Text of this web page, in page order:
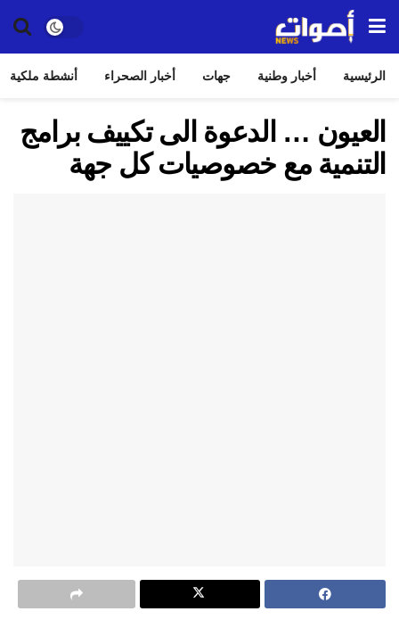
الرئيسية أخبار وطنية جهات أخبار الصحراء أنشطة ملكية
العيون … الدعوة الى تكييف برامج
التنمية مع خصوصيات كل جهة